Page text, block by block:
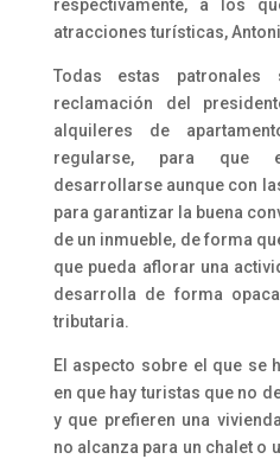
respectivamente, a los
atracciones turísticas,
Todas estas
reclamación del
alquileres de
regularse, para que
desarrollarse aunque con
para garantizar la buena
de un inmueble, de forma
que pueda aflorar una
desarrolla de forma
tributaria.
El aspecto sobre el que se
en que hay turistas que no
y que prefieren una
no alcanza para un chalet o